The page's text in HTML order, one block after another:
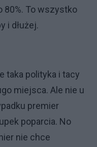
80%. To wszystko
i dłużej.
taka polityka i tacy
miejsca. Ale nie u
premier
poparcia. No
nie chce